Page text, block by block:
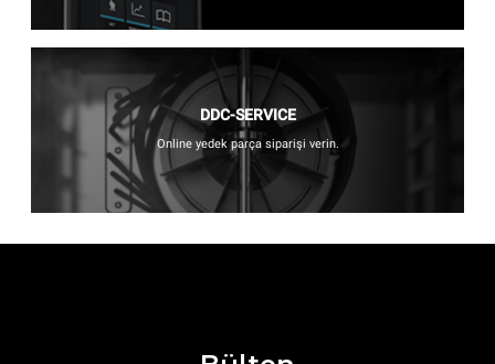
DDC-SERVICE
Online yedek parça siparişi verin.